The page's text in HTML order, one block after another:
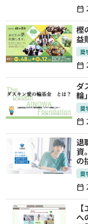
calendar_today
樫
益
奨
calendar_today
ダ
輪
奨
calendar_today
退
資
の
奨
calendar_today
へ